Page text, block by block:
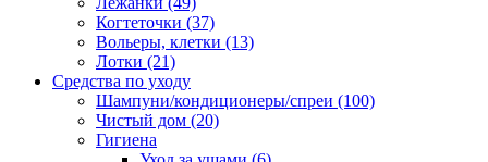
Когтеточки (37)
Вольеры, клетки (13)
Лотки (21)
Средства по уходу
Шампуни/кондиционеры/спреи (100)
Чистый дом (20)
Гигиена